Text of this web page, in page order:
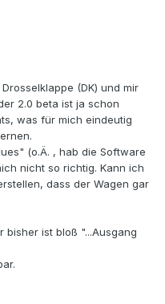
(DK) und mir
2.0 beta ist ja schon
was für mich eindeutig
(o.Ä. , hab die Software
nicht so richtig. Kann ich
dass der Wagen gar
bisher ist bloß "...Ausgang